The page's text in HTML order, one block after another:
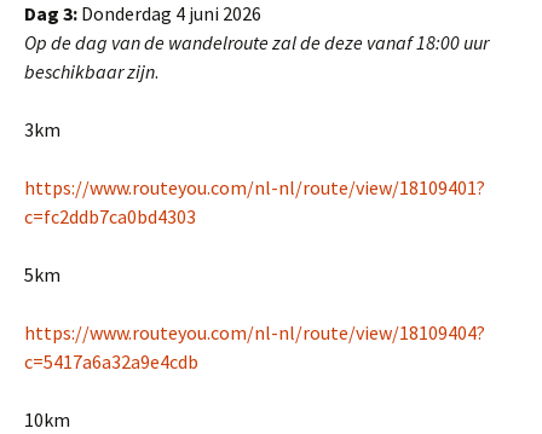
Dag 3: Donderdag 4 juni 2026
Op de dag van de wandelroute zal de deze vanaf 18:00 uur
beschikbaar zijn.
3km
https://www.routeyou.com/nl-nl/route/view/18109401?
c=fc2ddb7ca0bd4303
5km
https://www.routeyou.com/nl-nl/route/view/18109404?
c=5417a6a32a9e4cdb
10km